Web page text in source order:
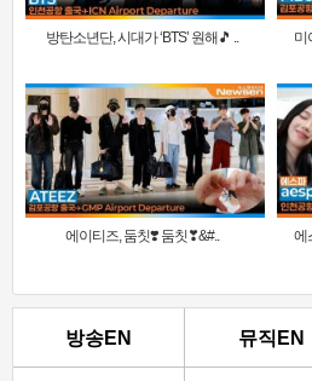
방탄소년단, 시대가 ‘BTS’ 원해🎵 ..
미
에이티즈, 둠칫❣️ 둠칫❣&#.. 에
방송EN 뮤직EN